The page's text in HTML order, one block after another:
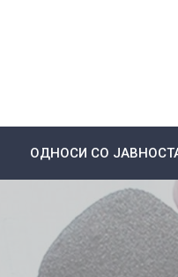
ОДНОСИ СО